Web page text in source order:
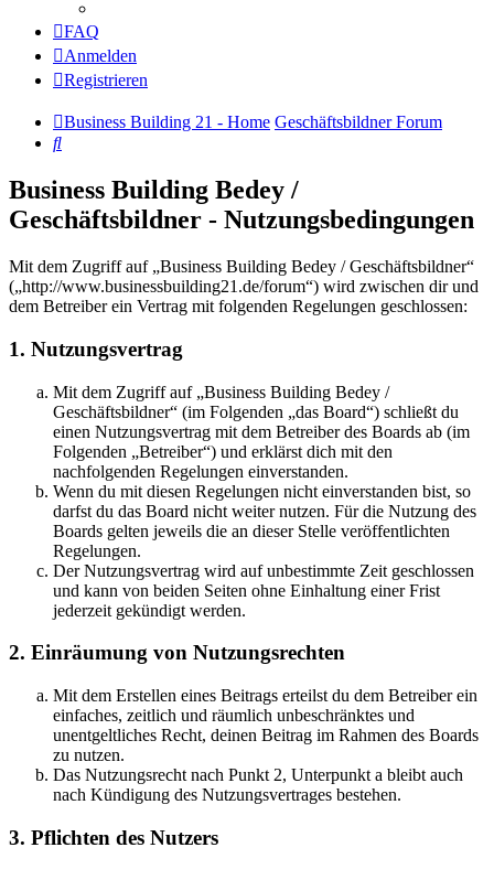
FAQ
Anmelden
Registrieren
Business Building 21 - Home Geschäftsbildner Forum
Suche
Business Building Bedey /
Geschäftsbildner - Nutzungsbedingungen
Mit dem Zugriff auf „Business Building Bedey / Geschäftsbildner“
(„http://www.businessbuilding21.de/forum“) wird zwischen dir und
dem Betreiber ein Vertrag mit folgenden Regelungen geschlossen:
1. Nutzungsvertrag
Mit dem Zugriff auf „Business Building Bedey /
Geschäftsbildner“ (im Folgenden „das Board“) schließt du
einen Nutzungsvertrag mit dem Betreiber des Boards ab (im
Folgenden „Betreiber“) und erklärst dich mit den
nachfolgenden Regelungen einverstanden.
Wenn du mit diesen Regelungen nicht einverstanden bist, so
darfst du das Board nicht weiter nutzen. Für die Nutzung des
Boards gelten jeweils die an dieser Stelle veröffentlichten
Regelungen.
Der Nutzungsvertrag wird auf unbestimmte Zeit geschlossen
und kann von beiden Seiten ohne Einhaltung einer Frist
jederzeit gekündigt werden.
2. Einräumung von Nutzungsrechten
Mit dem Erstellen eines Beitrags erteilst du dem Betreiber ein
einfaches, zeitlich und räumlich unbeschränktes und
unentgeltliches Recht, deinen Beitrag im Rahmen des Boards
zu nutzen.
Das Nutzungsrecht nach Punkt 2, Unterpunkt a bleibt auch
nach Kündigung des Nutzungsvertrages bestehen.
3. Pflichten des Nutzers